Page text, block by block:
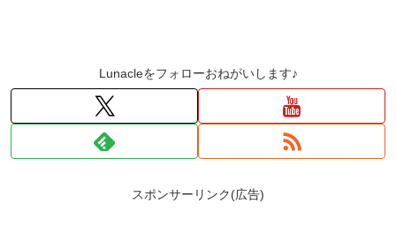
Lunacleをフォローおねがいします♪
スポンサーリンク(広告)